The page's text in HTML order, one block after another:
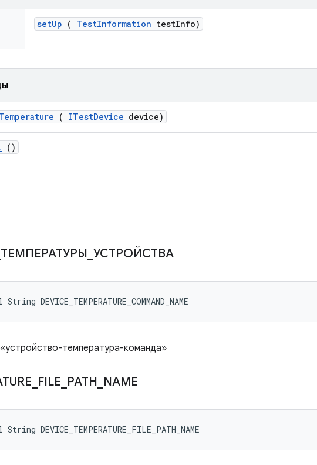
setUp ( TestInformation testInfo)
( ITestDevice device)
()
ТЕМПЕРАТУРЫ УСТРОЙСТВА
DEVICE_TEMPERATURE_COMMAND_NAME
температура-команда»
FILE PATH NAME
DEVICE_TEMPERATURE_FILE_PATH_NAME